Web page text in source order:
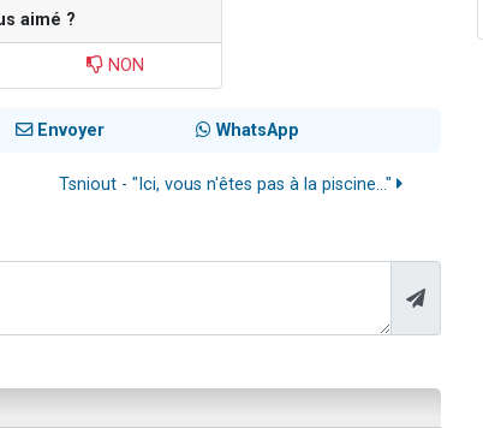
aimé ?
NON
Envoyer WhatsApp
Tsniout - "Ici, vous n'êtes pas à la piscine..."